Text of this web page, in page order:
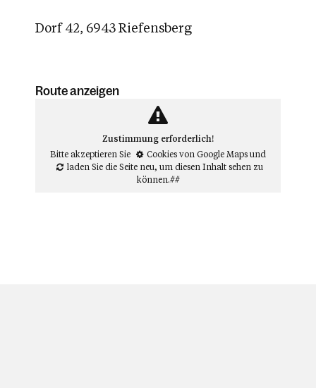
Dorf 42, 6943 Riefensberg
Route anzeigen
Zustimmung erforderlich!
Bitte akzeptieren Sie
Cookies von Google Mapsund
laden Sie die Seite neu, um diesen Inhalt sehen zu
können.##